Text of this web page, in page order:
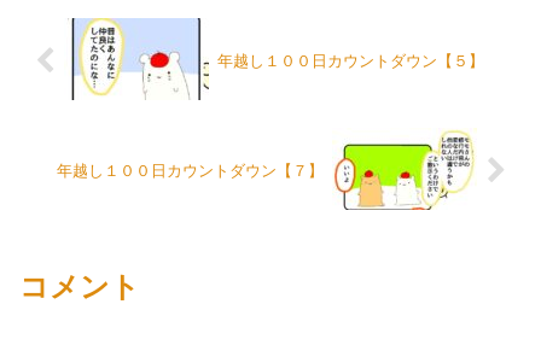
年越し１００日カウントダウン【５】
年越し１００日カウントダウン【７】
コメント